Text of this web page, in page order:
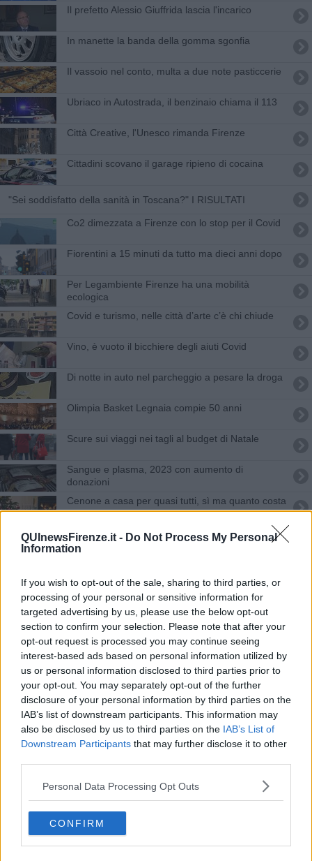
QUInewsFirenze.it - Do Not Process My Personal
Information
If you wish to opt-out of the sale, sharing to third parties, or
processing of your personal or sensitive information for
targeted advertising by us, please use the below opt-out
section to confirm your selection. Please note that after your
opt-out request is processed you may continue seeing
interest-based ads based on personal information utilized by
us or personal information disclosed to third parties prior to
your opt-out. You may separately opt-out of the further
disclosure of your personal information by third parties on the
IAB’s list of downstream participants. This information may
also be disclosed by us to third parties on the IAB’s List of
Downstream Participants that may further disclose it to other
Personal Data Processing Opt Outs
CONFIRM
Il prefetto Alessio Giuffrida lascia l'incarico
In manette la banda della gomma sgonfia
Il vassoio nel conto, multa a due note pasticcerie
Ubriaco in Autostrada, il benzinaio chiama il 113
Città Creative, l'Unesco rimanda Firenze
Cittadini scovano il garage ripieno di cocaina
"Sei soddisfatto della sanità in Toscana?" I RISULTATI
Co2 dimezzata a Firenze con lo stop per il Covid
Fiorentini a 15 minuti da tutto ma dieci anni dopo
Per Legambiente Firenze ha una mobilità
ecologica
Covid e turismo, nelle città d’arte c’è chi chiude
Vino, è vuoto il bicchiere degli aiuti Covid
Di notte in auto nel parcheggio a pesare la droga
Olimpia Basket Legnaia compie 50 anni
Scure sui viaggi nei tagli al budget di Natale
Sangue e plasma, 2023 con aumento di
donazioni
Cenone a casa per quasi tutti, sì ma quanto costa
Giovani criminali, blitz con 73 arresti
Marijuana e cocaina, in casa un deposito di droga
Emorragia di ordini per le imprese del filato
Il ritorno della Venere a Urbino
Il bimbo nasce morto e scatta la denuncia
Nel b&b la base dello spaccio sulla tramvia
I dati confermano il successo del noleggio auto a
Dopo 400 anni il duca Francesco torna a casa